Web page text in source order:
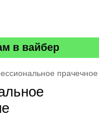
в вайбер